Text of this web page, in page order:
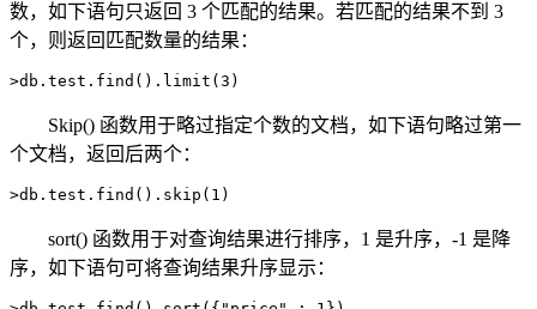
数，如下语句只返回 3 个匹配的结果。若匹配的结果不到 3
个，则返回匹配数量的结果：
>db.test.find().limit(3)
Skip() 函数用于略过指定个数的文档，如下语句略过第一
个文档，返回后两个：
>db.test.find().skip(1)
sort() 函数用于对查询结果进行排序，1 是升序，-1 是降
序，如下语句可将查询结果升序显示：